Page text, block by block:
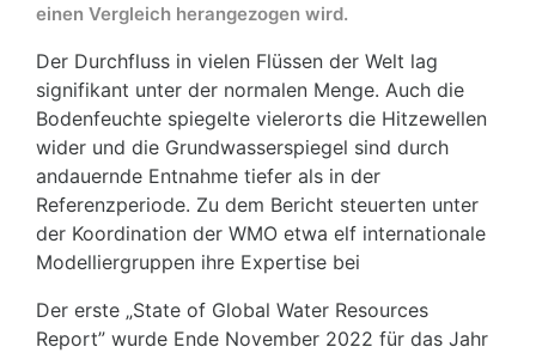
einen Vergleich herangezogen wird.
Der Durchfluss in vielen Flüssen der Welt lag
signifikant unter der normalen Menge. Auch die
Bodenfeuchte spiegelte vielerorts die Hitzewellen
wider und die Grundwasserspiegel sind durch
andauernde Entnahme tiefer als in der
Referenzperiode. Zu dem Bericht steuerten unter
der Koordination der WMO etwa elf internationale
Modelliergruppen ihre Expertise bei
Der erste „State of Global Water Resources
Report” wurde Ende November 2022 für das Jahr